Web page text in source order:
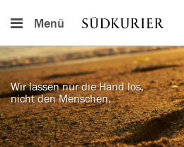
Menü
Wir lassen nur die Hand los,
nicht den Menschen.